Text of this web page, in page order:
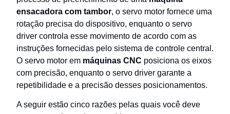
ensacadora com tambor, o servo motor fornece uma
rotação precisa do dispositivo, enquanto o servo
driver controla esse movimento de acordo com as
instruções fornecidas pelo sistema de controle central.
O servo motor em máquinas CNC posiciona os eixos
com precisão, enquanto o servo driver garante a
repetibilidade e a precisão desses posicionamentos.
A seguir estão cinco razões pelas quais você deve